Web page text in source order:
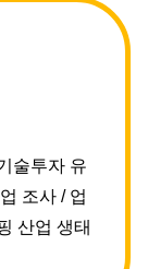
술투자 유
조사/업
산업 생태